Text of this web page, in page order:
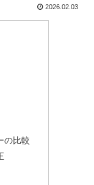
2026.02.03
の比較